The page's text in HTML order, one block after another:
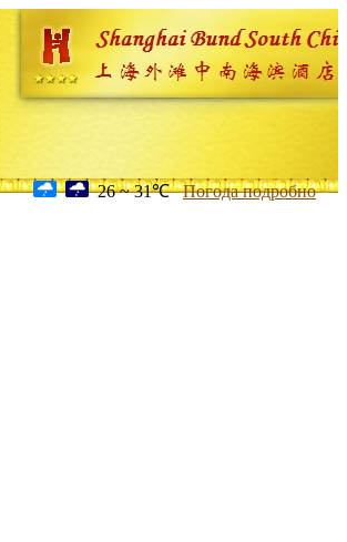
26 ~ 31℃ Погода подробно